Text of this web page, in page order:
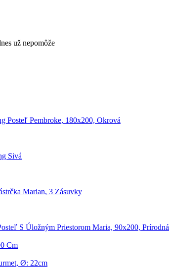
už nepomôže
Posteľ Pembroke, 180x200, Okrová
Sivá
Marian, 3 Zásuvky
S Úložným Priestorom Maria, 90x200, Prírodná
Cm
Ø: 22cm